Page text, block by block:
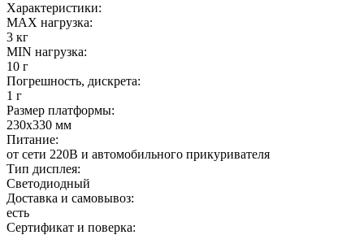
Характеристики:
MAX нагрузка:
3 кг
MIN нагрузка:
10 г
Погрешность, дискрета:
1 г
Размер платформы:
230х330 мм
Питание:
от сети 220В и автомобильного прикуривателя
Тип дисплея:
Светодиодный
Доставка и самовывоз:
есть
Сертификат и поверка: